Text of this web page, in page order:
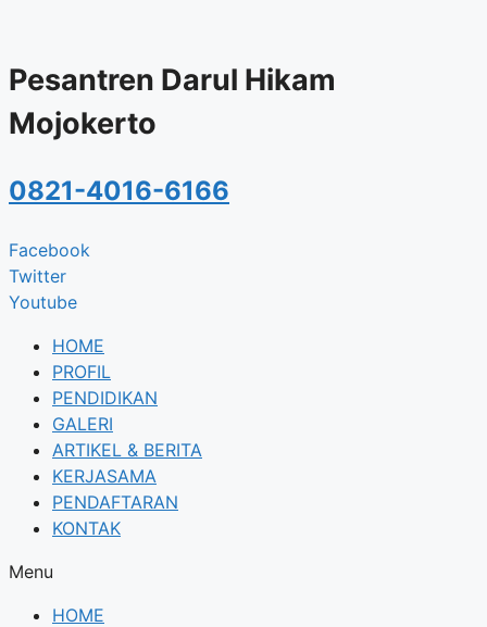
content
Pesantren Darul Hikam
Mojokerto
0821-4016-6166
Facebook
Twitter
Youtube
HOME
PROFIL
PENDIDIKAN
GALERI
ARTIKEL & BERITA
KERJASAMA
PENDAFTARAN
KONTAK
Menu
HOME